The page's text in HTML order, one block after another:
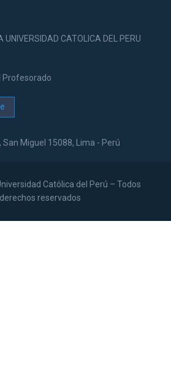
CATOLICA DEL PERU
Profesorado
San Miguel 15088, Lima - Perú
Católica del Perú – Todos
derechos reservados